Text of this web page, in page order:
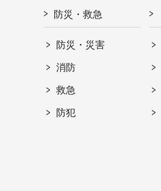
防災・救急
防災・災害
消防
救急
防犯